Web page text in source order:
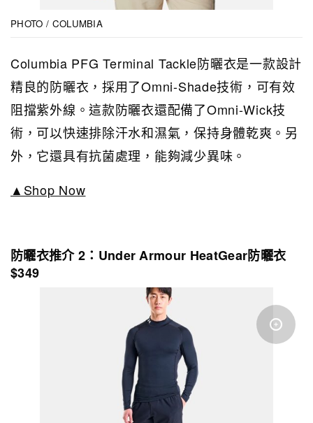
PHOTO / COLUMBIA
Columbia PFG Terminal Tackle防曬衣是一款設計
精良的防曬衣，採用了Omni-Shade技術，可有效
阻擋紫外線。這款防曬衣還配備了Omni-Wick技
術，可以快速排除汗水和濕氣，保持身體乾爽。另
外，它還具有抗菌處理，能夠減少異味。
▲Shop Now
防曬衣推介 2：Under Armour HeatGear防曬衣
$349